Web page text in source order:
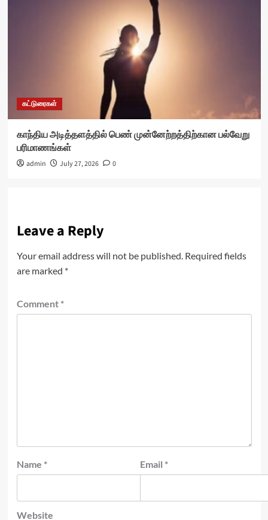
கட்டுரைகள்
காந்திய அடித்தளத்தில் பெண் முன்னேற்றத்திற்கான பல்வேறு
பரிமாணங்கள்
admin July 27, 2026 0
Leave a Reply
Your email address will not be published. Required fields
are marked *
Comment *
Name * Email *
Website